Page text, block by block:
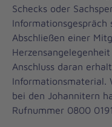
Schecks oder
Informationsgespräch
Abschließen einer
Anschluss daran
Informationsmaterial.
bei den Johannitern
Rufnummer 0800